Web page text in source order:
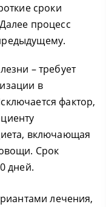
сроки
процесс
– требует
в
фактор,
включающая
Срок
дней.
лечения,